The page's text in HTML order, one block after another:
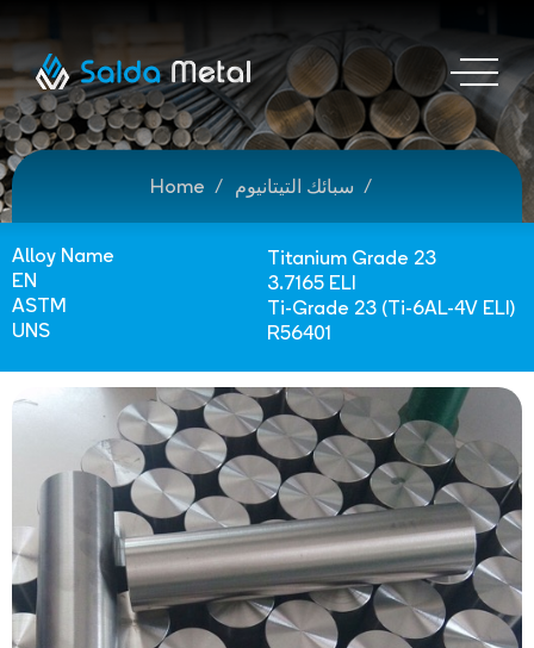
Home سبائك التيتانيوم
Alloy Name
Titanium Grade 23
EN
3.7165 ELI
ASTM
Ti-Grade 23 (Ti-6AL-4V ELI)
UNS
R56401